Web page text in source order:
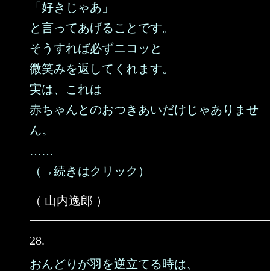
「好きじゃあ」
と言ってあげることです。
そうすれば必ずニコッと
微笑みを返してくれます。
実は、これは
赤ちゃんとのおつきあいだけじゃありませ
ん。
……
（→続きはクリック）
（ 山内逸郎 ）
28.
おんどりが羽を逆立てる時は、